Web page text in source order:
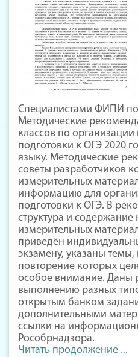
Специалистами ФИПИ
Методические
классов по
подготовки к ОГЭ 2020
языку. Методические
советы разработчиков
измерительных
информацию для
подготовки к ОГЭ. В
структура и содержание
измерительных
приведён
экзамену, указаны
повторение которых
особое внимание. Даны
выполнению разных
открытым банком
дополнительными
ссылки на
Рособрнадзора.
Читать продолжение ...